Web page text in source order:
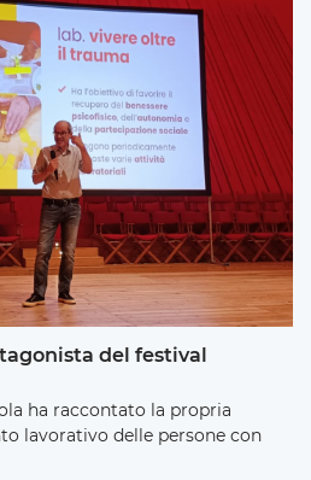
del festival
ha raccontato la propria
lavorativo delle persone con